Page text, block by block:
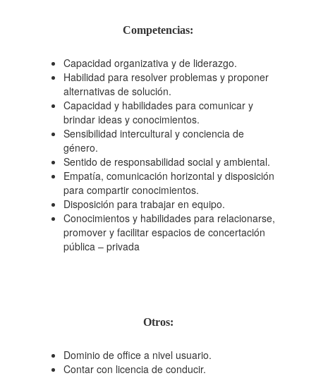
Competencias:
Capacidad organizativa y de liderazgo.
Habilidad para resolver problemas y proponer
alternativas de solución.
Capacidad y habilidades para comunicar y
brindar ideas y conocimientos.
Sensibilidad intercultural y conciencia de
género.
Sentido de responsabilidad social y ambiental.
Empatía, comunicación horizontal y disposición
para compartir conocimientos.
Disposición para trabajar en equipo.
Conocimientos y habilidades para relacionarse,
promover y facilitar espacios de concertación
pública – privada
Otros:
Dominio de office a nivel usuario.
Contar con licencia de conducir.